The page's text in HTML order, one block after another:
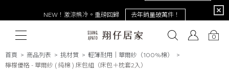
NEW！激涼熊冷。重磅回歸 去年銷量破萬件！
0
首頁 商品列表 挑材質
輕薄耐用│華爾紗（100%棉）
檸檬優格 - 華爾紗 ( 純棉 ) 床包組（床包＋枕套2入）